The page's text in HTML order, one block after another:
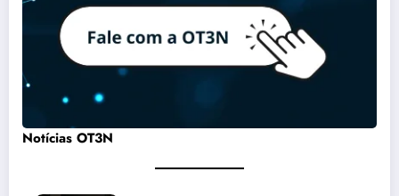
Notícias OT3N